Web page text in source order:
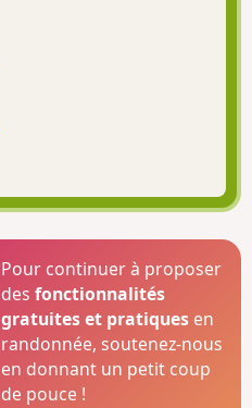
Pour continuer à proposer
desfonctionnalités
gratuites et pratiques en
randonnée, soutenez-nous
en donnant un petit coup
de pouce !